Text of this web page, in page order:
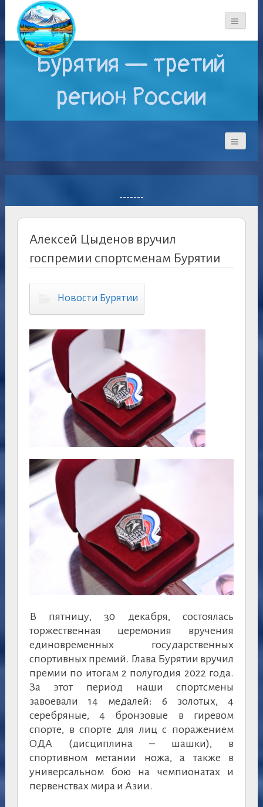
Бурятия — третий
регион России
-------
Алексей Цыденов вручил
госпремии спортсменам Бурятии
Новости Бурятии
В пятницу, 30 декабря, состоялась
торжественная церемония вручения
единовременных государственных
спортивных премий. Глава Бурятии вручил
премии по итогам 2 полугодия 2022 года.
За этот период наши спортсмены
завоевали 14 медалей: 6 золотых, 4
серебряные, 4 бронзовые в гиревом
спорте, в спорте для лиц с поражением
ОДА (дисциплина – шашки), в
спортивном метании ножа, а также в
универсальном бою на чемпионатах и
первенствах мира и Азии.